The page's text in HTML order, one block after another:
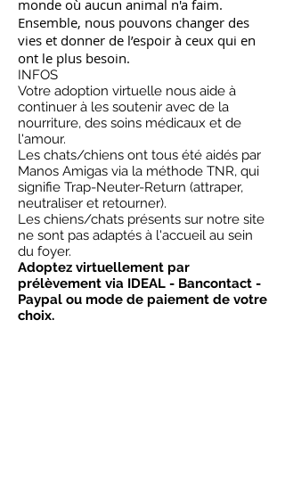
monde où aucun animal n'a faim.
Ensemble, nous pouvons changer des
vies et donner de l’espoir à ceux qui en
ont le plus besoin.
INFOS
Votre adoption virtuelle nous aide à
continuer à les soutenir avec de la
nourriture, des soins médicaux et de
l'amour.
Les chats/chiens ont tous été aidés par
Manos Amigas via la méthode TNR, qui
signifie Trap-Neuter-Return (attraper,
neutraliser et retourner).
Les chiens/chats présents sur notre site
ne sont pas adaptés à l'accueil au sein
du foyer.
Adoptez virtuellement par
prélèvement via IDEAL - Bancontact -
Paypal ou mode de paiement de votre
choix.